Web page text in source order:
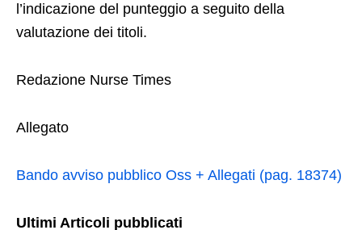
l’indicazione del punteggio a seguito della
valutazione dei titoli.
Redazione Nurse Times
Allegato
Bando avviso pubblico Oss + Allegati (pag. 18374)
Ultimi Articoli pubblicati